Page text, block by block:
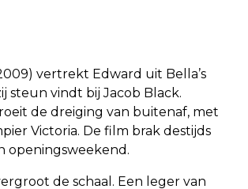
vertrekt Edward uit Bella’s
steun vindt bij Jacob Black.
de dreiging van buitenaf, met
Victoria. De film brak destijds
openingsweekend.
de schaal. Een leger van